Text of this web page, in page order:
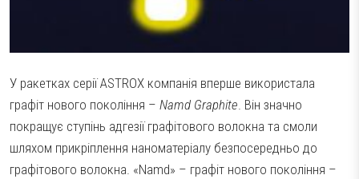
У ракетках серії ASTROX компанія вперше використала
графіт нового покоління – Namd Graphite. Він значно
покращує ступінь адгезії графітового волокна та смоли
шляхом прикріплення наноматеріалу безпосередньо до
графітового волокна. «Namd» – графіт нового покоління –